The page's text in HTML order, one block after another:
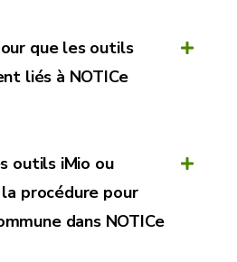
d'eau non potabilisable)
documents pour compléter
ci-après, 2 documents sont
je mentionne 2 documents
contient l'information suivante
que les outils
liés à NOTICe
outils iMio ou
procédure pour
dans NOTICe